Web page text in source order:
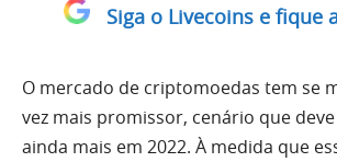
Siga o Livecoins e fique
O mercado de criptomoedas tem se
vez mais promissor, cenário que
ainda mais em 2022. À medida que